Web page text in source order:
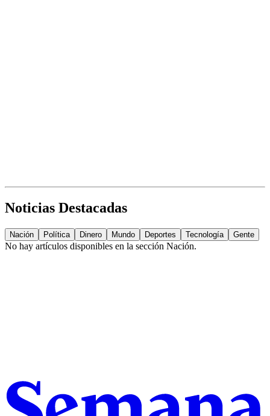
Noticias Destacadas
Nación Política Dinero Mundo Deportes Tecnología Gente
No hay artículos disponibles en la sección Nación.